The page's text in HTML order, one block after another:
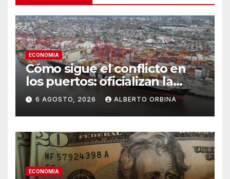
ECONOMIA
Cómo sigue el conflicto en
los puertos: oficializan la
marcha atrás y arman una
mesa de diálogo
6 AGOSTO, 2026 ALBERTO ORBINA
ECONOMIA